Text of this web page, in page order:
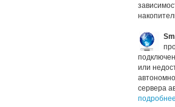
или
сервера